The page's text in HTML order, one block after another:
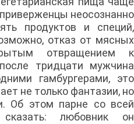
приверженцы неосознанно
продуктов и специй,
отказ от мясных
отвращением к
тридцати мужчина
гамбургерами, это
не только фантазии, но
Об этом парне со всей
любовник он